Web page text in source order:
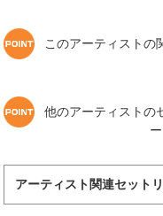
このアーティストの
他のアーティストの
アーティスト関連セット